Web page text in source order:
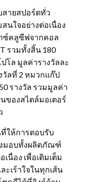
ายสปอร์ตทั่ว
นใจอย่างต่อเนื่อง
ซ์คลูซีฟจากคอล
รวมทั้งสิ้น 180
ปโล มูลค่ารางวัลละ
วัลที่ 2 หมวกแก๊ป
รางวัล รวมมูลค่า
ของสไตล์มอเตอร์
ให้การตอบรับ
มอบทั้งผลิตภัณฑ์
นื่อง เพื่อเติมเต็ม
เร้าใจในทุกเส้น